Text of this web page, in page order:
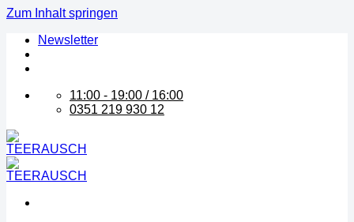
Zum Inhalt springen
Newsletter
11:00 - 19:00 / 16:00
0351 219 930 12